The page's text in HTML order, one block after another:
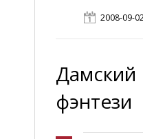
2008-09-
Дамский
фэнтези